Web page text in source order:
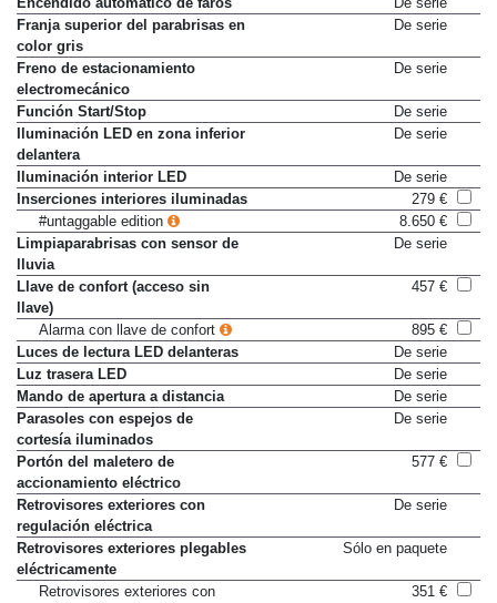
Encendido automático de faros
De serie
Franja superior del parabrisas en
color gris
Freno de estacionamiento
electromecánico
Función Start/Stop
De serie
Iluminación LED en zona inferior
delantera
Iluminación interior LED
De serie
Inserciones interiores iluminadas
279 €
#untaggable edition
8.650 €
Limpiaparabrisas con sensor de
lluvia
Llave de confort (acceso sin
llave)
Alarma con llave de confort
895 €
Luces de lectura LED delanteras
De serie
Luz trasera LED
De serie
Mando de apertura a distancia
De serie
Parasoles con espejos de
cortesía iluminados
Portón del maletero de
accionamiento eléctrico
Retrovisores exteriores con
regulación eléctrica
Retrovisores exteriores plegables
eléctricamente